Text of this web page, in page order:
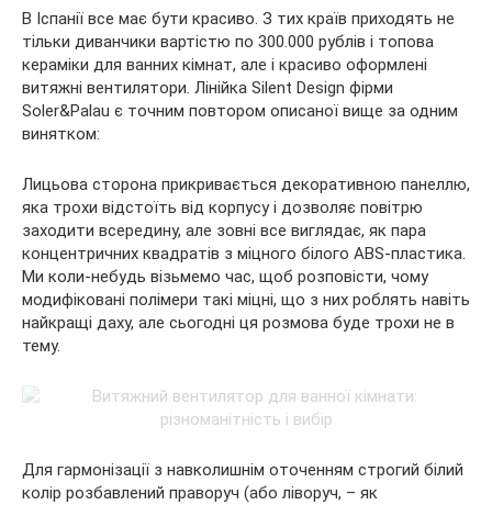
В Іспанії все має бути красиво. З тих країв приходять не
тільки диванчики вартістю по 300.000 рублів і топова
кераміки для ванних кімнат, але і красиво оформлені
витяжні вентилятори. Лінійка Silent Design фірми
Soler&Palau є точним повтором описаної вище за одним
винятком:
Лицьова сторона прикривається декоративною панеллю,
яка трохи відстоїть від корпусу і дозволяє повітрю
заходити всередину, але зовні все виглядає, як пара
концентричних квадратів з міцного білого ABS-пластика.
Ми коли-небудь візьмемо час, щоб розповісти, чому
модифіковані полімери такі міцні, що з них роблять навіть
найкращі даху, але сьогодні ця розмова буде трохи не в
тему.
Для гармонізації з навколишнім оточенням строгий білий
колір розбавлений праворуч (або ліворуч, – як